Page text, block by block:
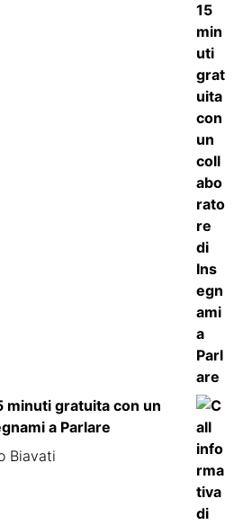
minuti gratuita con un
a Parlare
Biavati